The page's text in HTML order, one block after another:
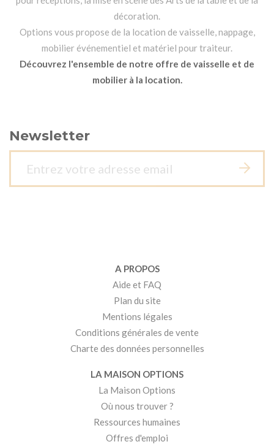
décoration.
Options vous propose de la location de vaisselle, nappage,
mobilier événementiel et matériel pour traiteur.
Découvrez l'ensemble de notre offre de vaisselle et de
mobilier à la location.
Newsletter
A PROPOS
Aide et FAQ
Plan du site
Mentions légales
Conditions générales de vente
Charte des données personnelles
LA MAISON OPTIONS
La Maison Options
Où nous trouver ?
Ressources humaines
Offres d'emploi